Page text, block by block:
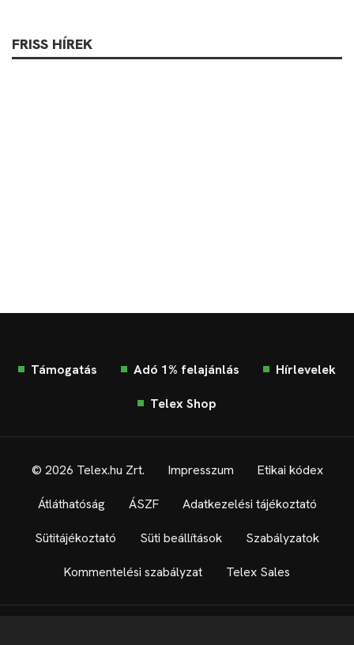
FRISS HÍREK
Támogatás Adó 1% felajánlás Hírlevelek
Telex Shop
© 2026 Telex.hu Zrt. Impresszum Etikai kódex
Átláthatóság ÁSZF Adatkezelési tájékoztató
Sütitájékoztató Süti beállítások Szabályzatok
Kommentelési szabályzat Telex Sales